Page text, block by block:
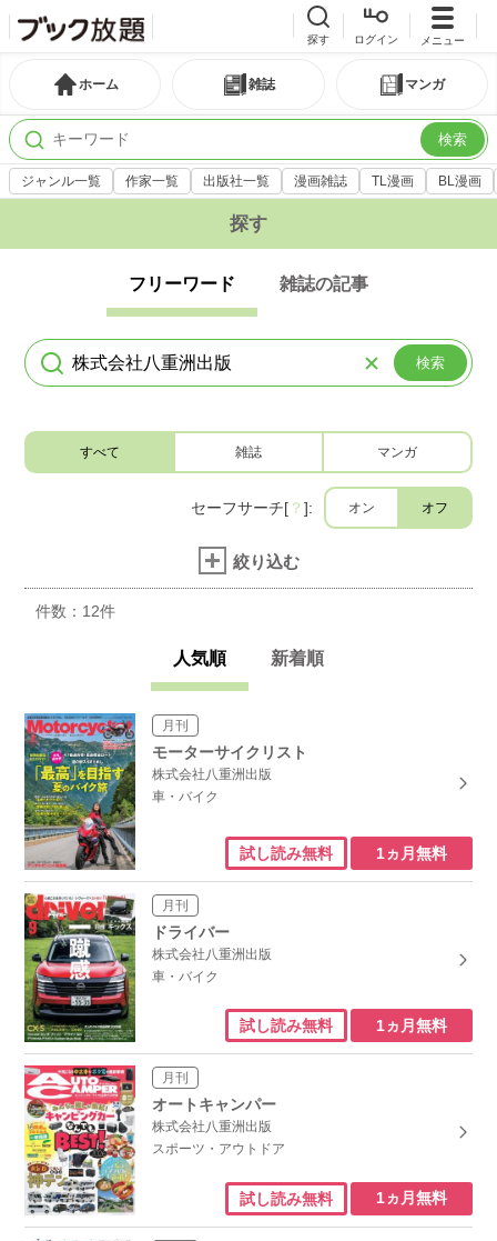
探す ログイン メニュー
ホーム 雑誌 マンガ
検索
ジャンル一覧 作家一覧 出版社一覧 漫画雑誌 TL漫画 BL漫画
探す
フリーワード 雑誌の記事
検索
すべて 雑誌 マンガ
セーフサーチ[？ ]: オン オフ
絞り込む
件数： 12件
人気順 新着順
月刊
モーターサイクリスト
株式会社八重洲出版
車・バイク
試し読み無料 1ヵ月無料
月刊
ドライバー
株式会社八重洲出版
車・バイク
試し読み無料 1ヵ月無料
月刊
オートキャンパー
株式会社八重洲出版
スポーツ・アウトドア
試し読み無料 1ヵ月無料